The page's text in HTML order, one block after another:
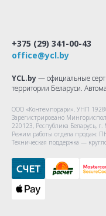
YCL.by— официальные
территории Беларуси.
ООО «Контемпорари». УНП
Зарегистрировано
220123, Республика Беларусь,
Режим работы отдела продаж:
Техническая поддержка —
+375 (29) 341-00-43
office@ycl.by